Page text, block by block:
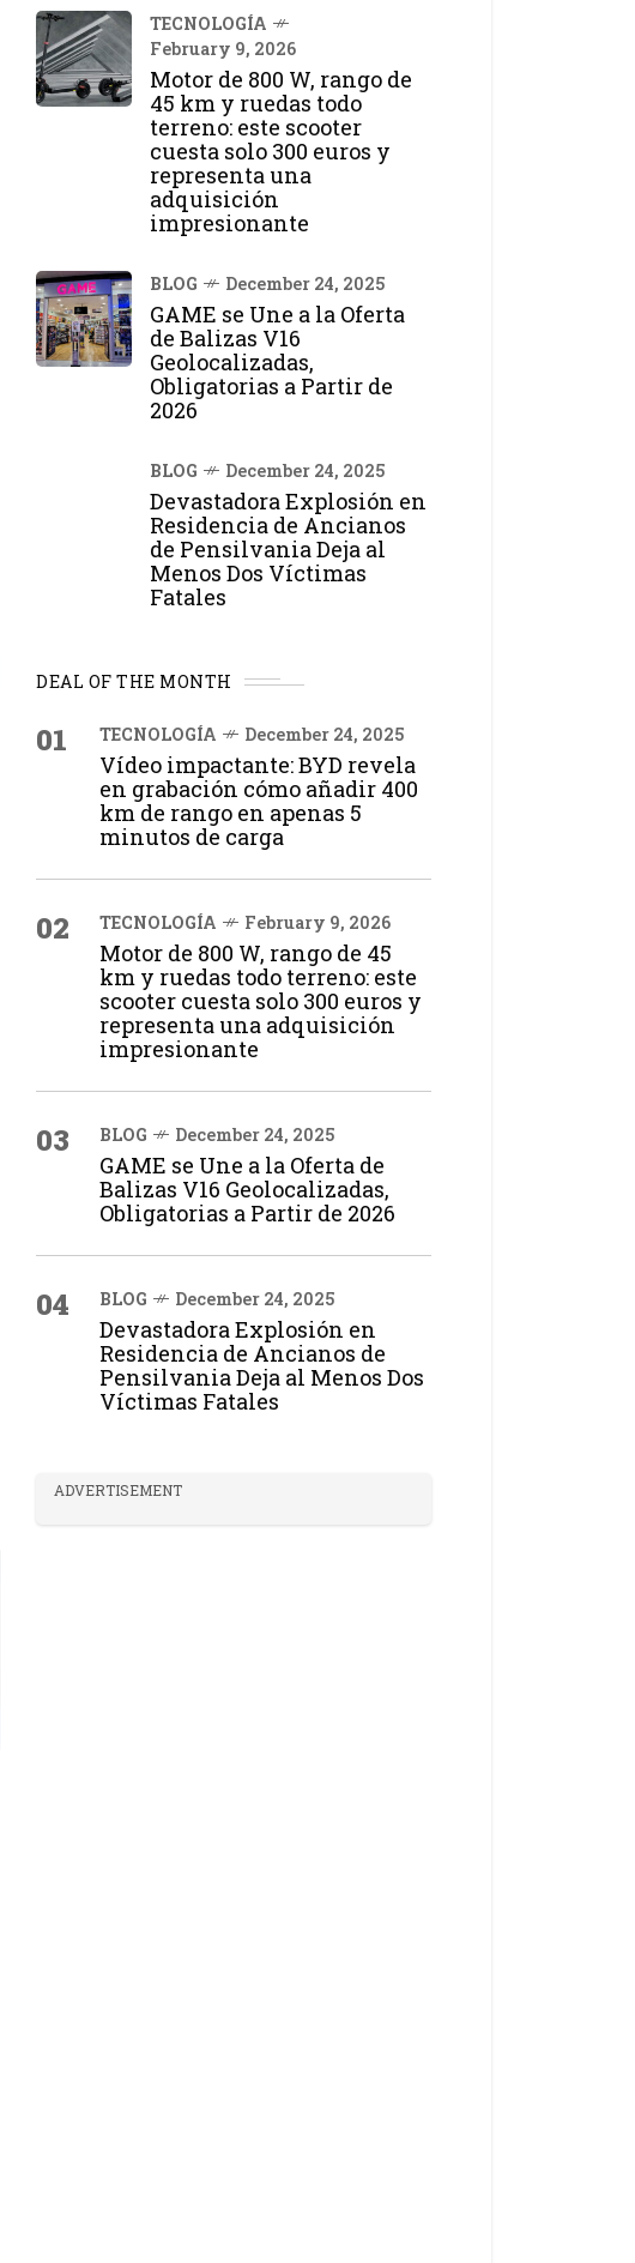
TECNOLOGÍA
February 9, 2026
Motor de 800 W, rango de
45 km y ruedas todo
terreno: este scooter
cuesta solo 300 euros y
representa una
adquisición
impresionante
BLOG December 24, 2025
GAME se Une a la Oferta
de Balizas V16
Geolocalizadas,
Obligatorias a Partir de
2026
BLOG December 24, 2025
Devastadora Explosión en
Residencia de Ancianos
de Pensilvania Deja al
Menos Dos Víctimas
Fatales
DEAL OF THE MONTH
01 TECNOLOGÍA December 24, 2025
Vídeo impactante: BYD revela
en grabación cómo añadir 400
km de rango en apenas 5
minutos de carga
02 TECNOLOGÍA February 9, 2026
Motor de 800 W, rango de 45
km y ruedas todo terreno: este
scooter cuesta solo 300 euros y
representa una adquisición
impresionante
03 BLOG December 24, 2025
GAME se Une a la Oferta de
Balizas V16 Geolocalizadas,
Obligatorias a Partir de 2026
04 BLOG December 24, 2025
Devastadora Explosión en
Residencia de Ancianos de
Pensilvania Deja al Menos Dos
Víctimas Fatales
ADVERTISEMENT